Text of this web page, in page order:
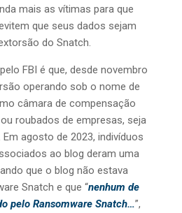
mais as vítimas para que
que seus dados sejam
do Snatch.
FBI é que, desde novembro
operando sob o nome de
câmara de compensação
roubados de empresas, seja
Em agosto de 2023, indivíduos
ao blog deram uma
que o blog não estava
Snatch e que “nenhum de
pelo Ransomware Snatch…”,